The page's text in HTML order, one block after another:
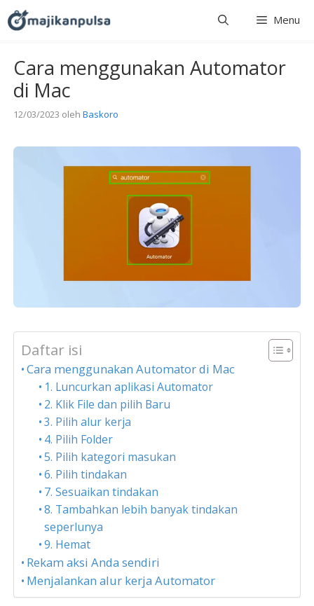
Langsung
ke
Menu
Cara menggunakan Automator
di Mac
12/03/2023 oleh Baskoro
Daftar isi
Cara menggunakan Automator di Mac
1. Luncurkan aplikasi Automator
2. Klik File dan pilih Baru
3. Pilih alur kerja
4. Pilih Folder
5. Pilih kategori masukan
6. Pilih tindakan
7. Sesuaikan tindakan
8. Tambahkan lebih banyak tindakan
seperlunya
9. Hemat
Rekam aksi Anda sendiri
Menjalankan alur kerja Automator